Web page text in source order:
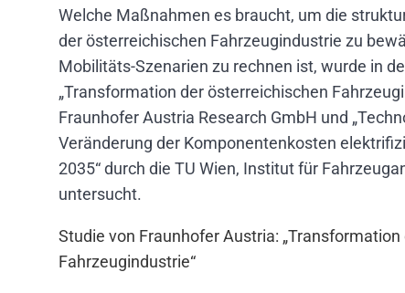
Welche Maßnahmen es braucht, um die
der österreichischen Fahrzeugindustrie zu
Mobilitäts-Szenarien zu rechnen ist, wurde in
„Transformation der österreichischen
Fraunhofer Austria Research GmbH und
Veränderung der Komponentenkosten
2035“ durch die TU Wien, Institut für
untersucht.
Studie von Fraunhofer Austria:
Fahrzeugindustrie“